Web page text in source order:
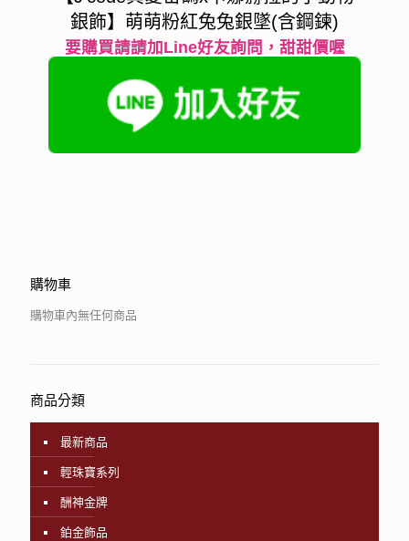
銀飾】萌萌粉紅兔兔銀墜(含鋼鍊)
要購買請請加Line好友詢問，甜甜價喔
購物車
購物車內無任何商品
商品分類
最新商品
輕珠寶系列
酬神金牌
鉑金飾品